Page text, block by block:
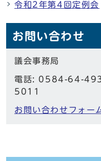
令和2年第4回定例会
お問い合わせ
議会事務局
電話: 0584-64-
5011
お問い合わせフォー